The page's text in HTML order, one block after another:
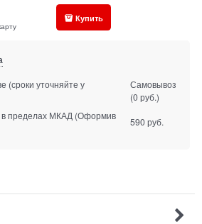
Купить
(сроки уточняйте у
Самовывоз
(0 руб.)
в пределах МКАД (Оформив
590 руб.